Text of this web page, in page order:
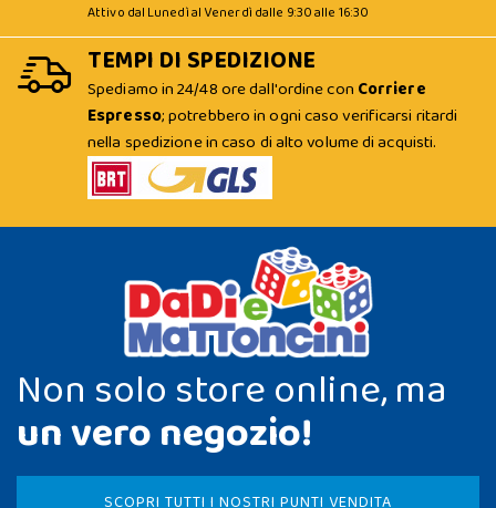
Attivo dal Lunedì al Venerdì dalle 9:30 alle 16:30
TEMPI DI SPEDIZIONE
Spediamo in 24/48 ore dall'ordine con Corriere
Espresso; potrebbero in ogni caso verificarsi ritardi
nella spedizione in caso di alto volume di acquisti.
Non solo store online, ma
un vero negozio!
SCOPRI TUTTI I NOSTRI PUNTI VENDITA